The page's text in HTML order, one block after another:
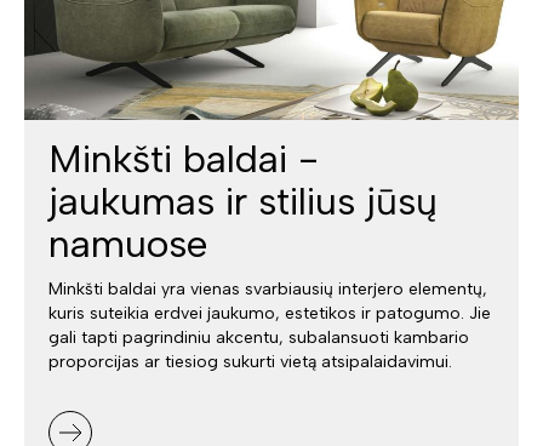
Minkšti baldai -
jaukumas ir stilius jūsų
namuose
Minkšti baldai yra vienas svarbiausių interjero elementų,
kuris suteikia erdvei jaukumo, estetikos ir patogumo. Jie
gali tapti pagrindiniu akcentu, subalansuoti kambario
proporcijas ar tiesiog sukurti vietą atsipalaidavimui.